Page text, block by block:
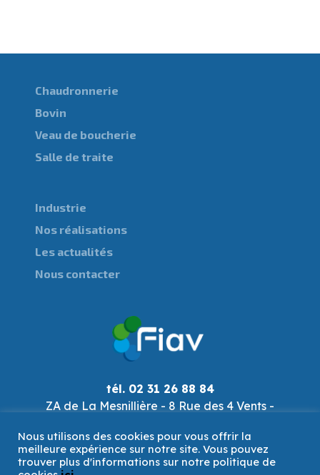
Chaudronnerie
Bovin
Veau de boucherie
Salle de traite
Industrie
Nos réalisations
Les actualités
Nous contacter
tél. 02 31 26 88 84
ZA de La Mesnillière - 8 Rue des 4 Vents -
fiav@fiav.com
Nous utilisons des cookies pour vous offrir la
meilleure expérience sur notre site. Vous pouvez
trouver plus d'informations sur notre politique de